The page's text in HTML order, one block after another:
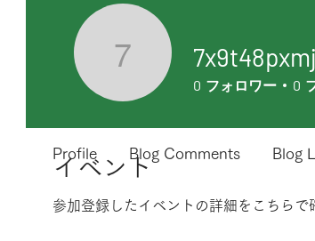
イベント
参加登録したイベントの詳細をこちらで
7x9t48pxmj
7x9t48pxmj
0 フォロワー 0
Profile Blog Comments Blog